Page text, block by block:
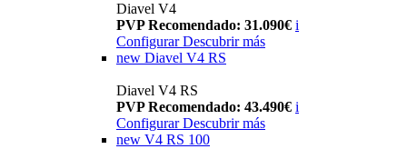
Diavel V4
PVP Recomendado: 31.090€ i
Configurar Descubrir más
new Diavel V4 RS
Diavel V4 RS
PVP Recomendado: 43.490€ i
Configurar Descubrir más
new V4 RS 100